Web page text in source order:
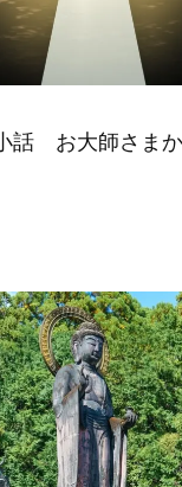
話 お大師さまか